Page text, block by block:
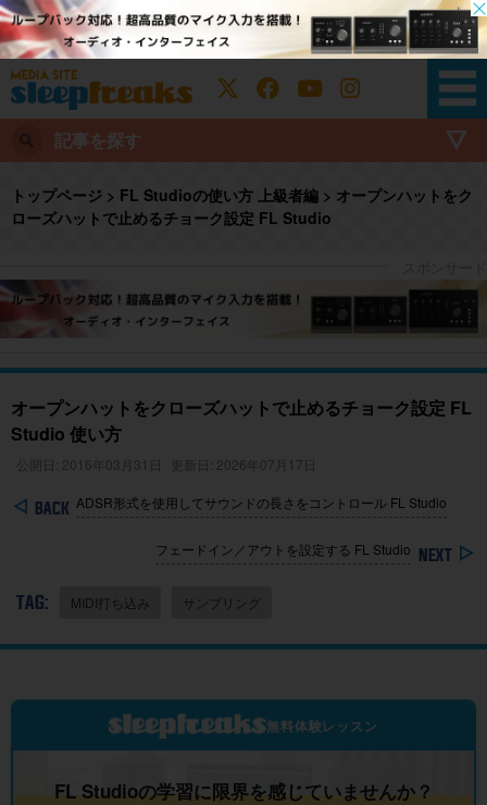
記事を探す
トップページ > FL Studioの使い方 上級者編 > オープンハットをク
ローズハットで止めるチョーク設定 FL Studio
オープンハットをクローズハットで止めるチョーク設定 FL
Studio 使い方
公開日: 2016年03月31日 更新日: 2026年07月17日
ADSR形式を使用してサウンドの長さをコントロール FL Studio
フェードイン／アウトを設定する FL Studio
TAG: MIDI打ち込み サンプリング
無料体験レッスン
FL Studioの学習に限界を感じていませんか？